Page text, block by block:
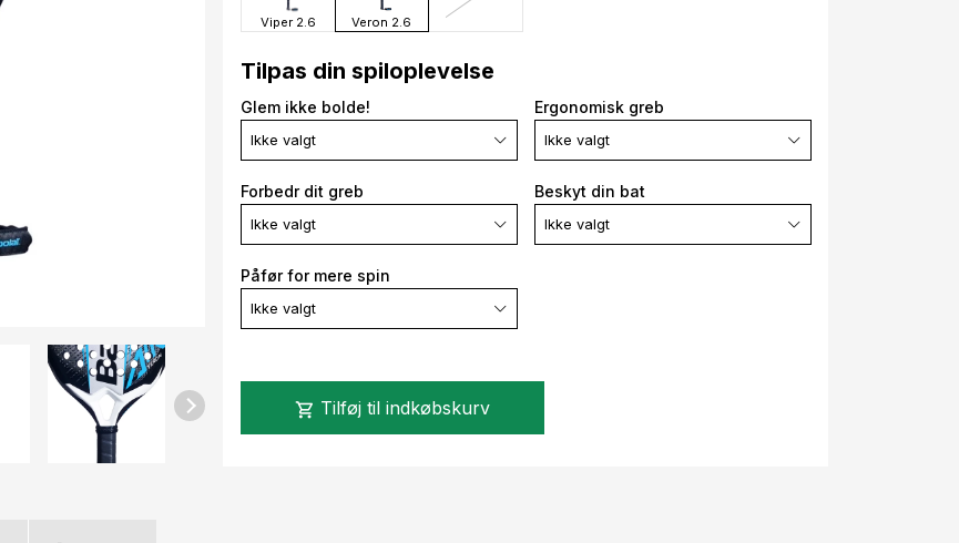
Viper 2.6 Veron 2.6
Tilpas din spiloplevelse
Glem ikke bolde!
Ikke valgt
Ergonomisk greb
Ikke valgt
Forbedr dit greb
Ikke valgt
Beskyt din bat
Ikke valgt
Påfør for mere spin
Ikke valgt
shopping_cart Tilføj til indkøbskurv